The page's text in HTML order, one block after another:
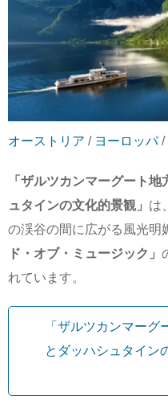
オーストリア / ヨーロッパ/
「ザルツカンマーグート
ュタインの文化的景観」 は
の渓谷の間に広がる風光明
ド・オブ・ミュージック」
れています。
「ザルツカンマーグ
とダッハシュタイン